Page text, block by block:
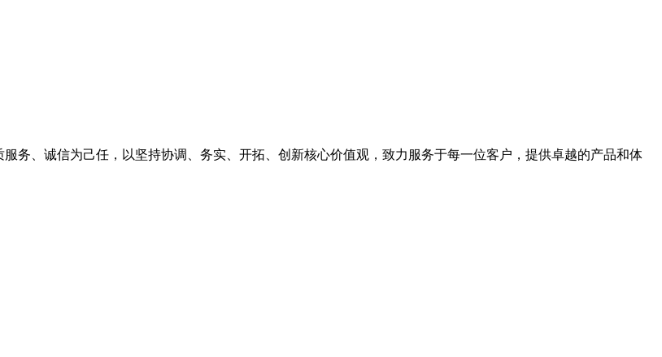
务、诚信为己任，以坚持协调、务实、开拓、创新核心价值观，致力服务于每一位客户，提供卓越的产品和体